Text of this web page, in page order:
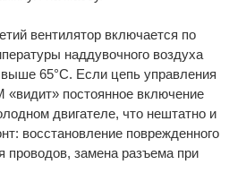
вентилятор включается по
наддувочного воздуха
65°C. Если цепь управления
«видит» постоянное включение
двигателе, что нештатно и
восстановление поврежденного
проводов, замена разъема при